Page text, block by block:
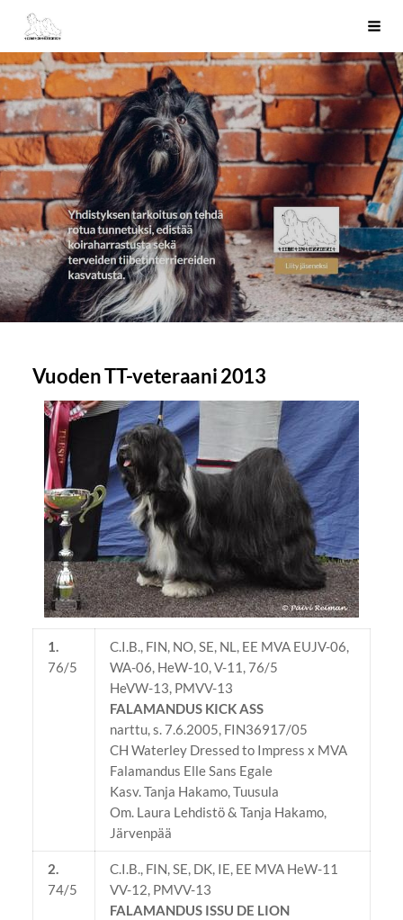
Siirry
sivun
sisältöön
Tiibetinterrierit ry
Vuoden TT-veteraani 2013
1.
76/5
C.I.B., FIN, NO, SE, NL, EE MVA EUJV-06,
WA-06, HeW-10, V-11, 76/5
HeVW-13, PMVV-13
FALAMANDUS KICK ASS
narttu, s. 7.6.2005, FIN36917/05
CH Waterley Dressed to Impress x MVA
Falamandus Elle Sans Egale
Kasv. Tanja Hakamo, Tuusula
Om. Laura Lehdistö & Tanja Hakamo,
Järvenpää
2.
74/5
C.I.B., FIN, SE, DK, IE, EE MVA HeW-11
VV-12, PMVV-13
FALAMANDUS ISSU DE LION